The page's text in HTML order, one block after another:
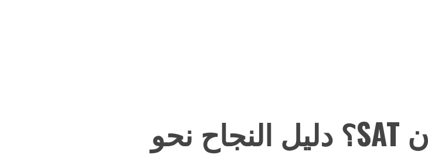
كيف تستعد بذكاء لامتحان SAT؟ دليل النجاح نحو